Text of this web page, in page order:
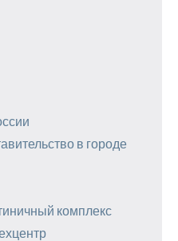
в городе
комплекс